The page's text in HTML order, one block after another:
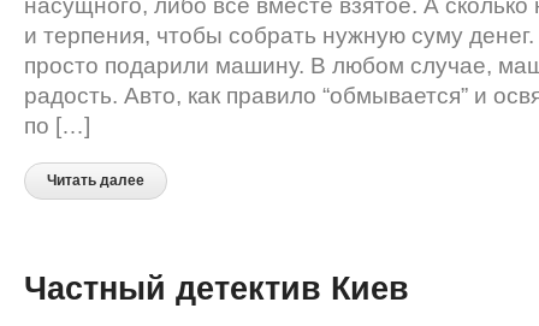
и терпения, чтобы собрать нужную суму
просто подарили машину. В любом случае,
радость. Авто, как правило “обмывается” и
по […]
Читать далее
Частный детектив Киев